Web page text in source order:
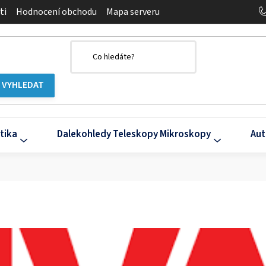
Hodnocení obchodu Mapa serveru
Dalekohledy Teleskopy Mikroskopy